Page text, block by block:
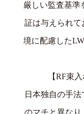
厳しい監査基準
証は与えられて
境に配慮した
【RF束
日本独自の手